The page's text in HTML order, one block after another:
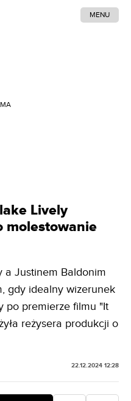
MENU
Lively
molestowanie
a Justinem Baldonim
gdy idealny wizerunek
po premierze filmu "It
reżysera produkcji o
22.12.2024 12:28